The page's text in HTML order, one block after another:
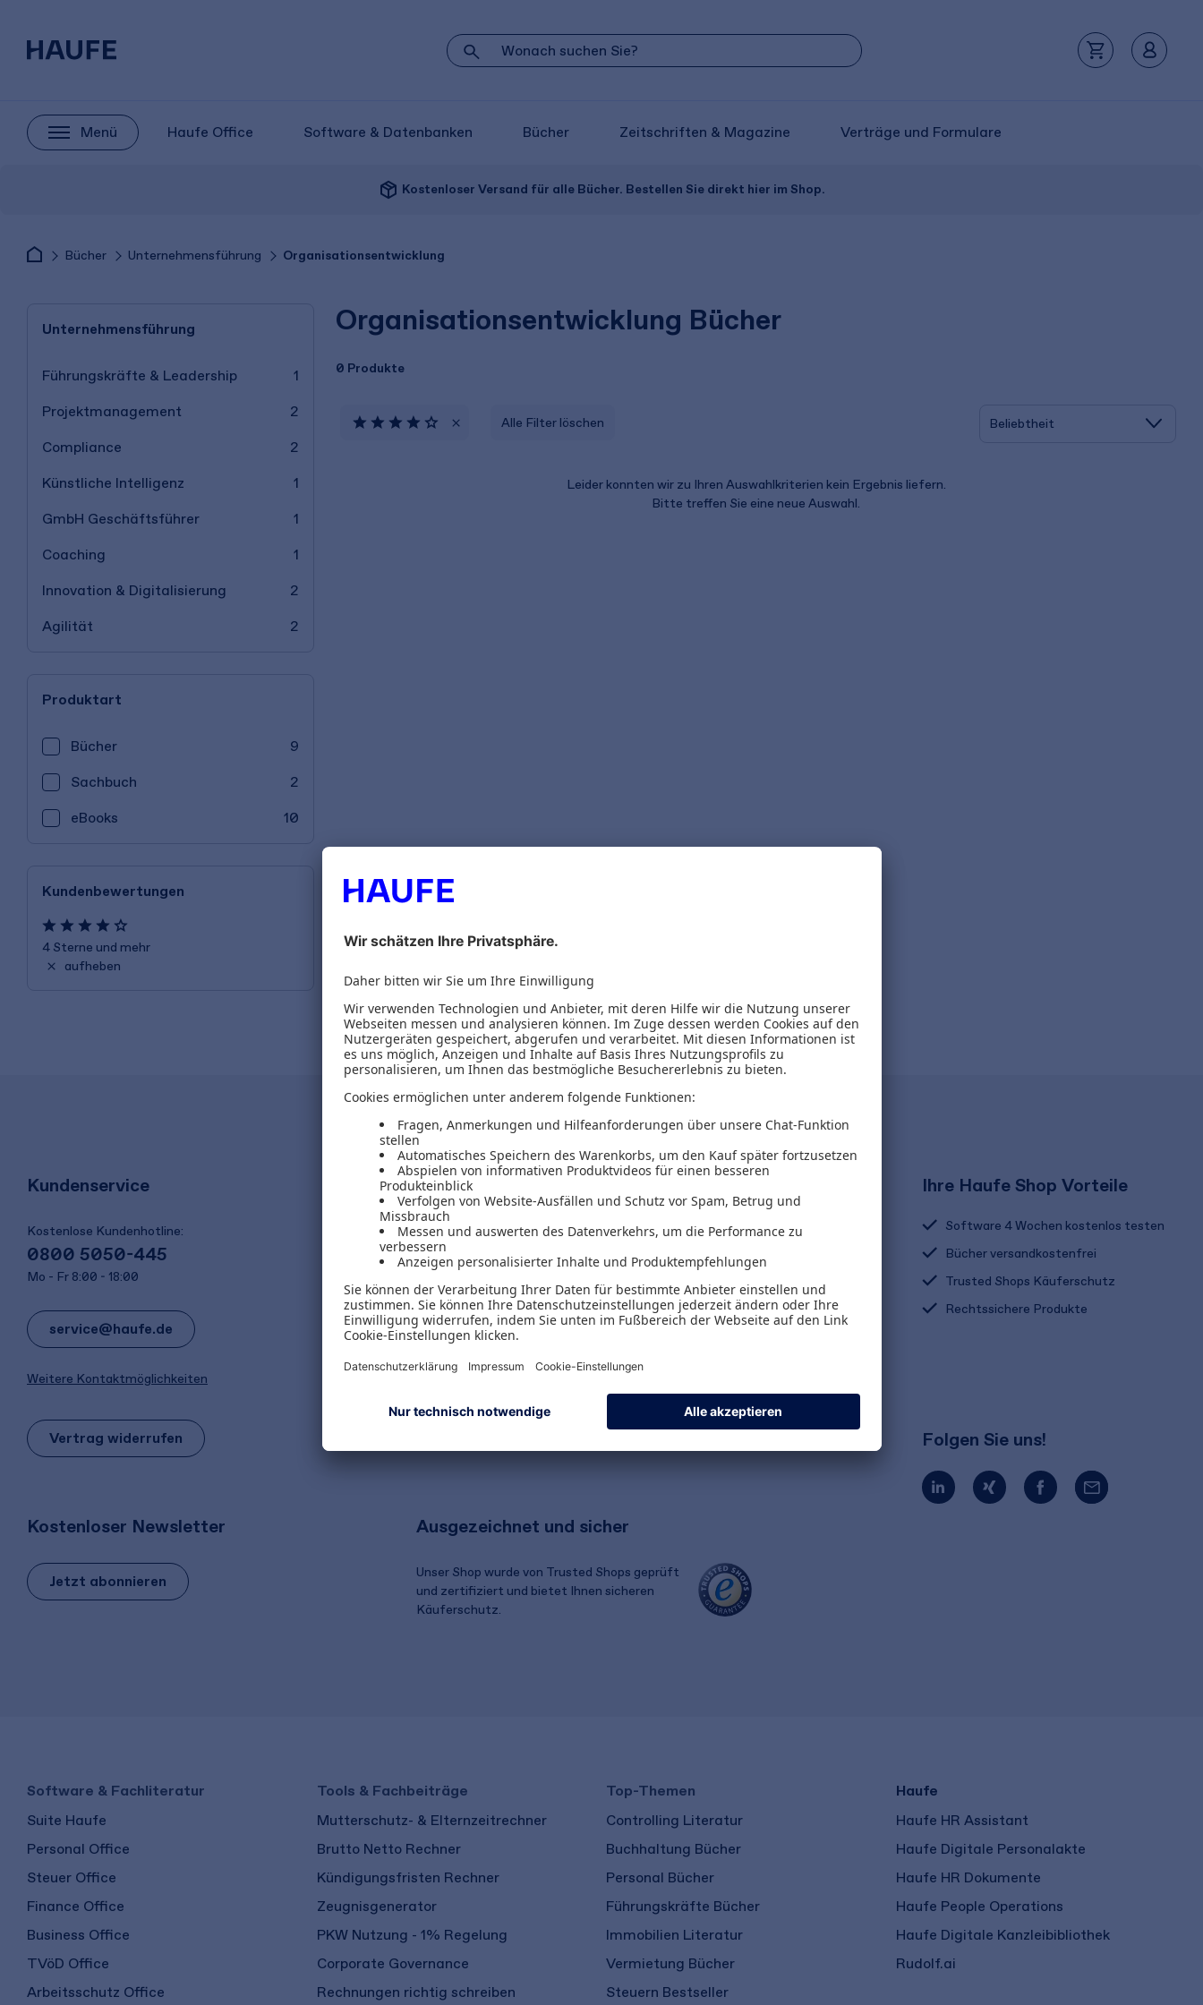
Menü Haufe Office Software & Datenbanken Bücher Zeitschriften & Magazine Verträge und Formulare
package_2 Kostenloser Versand für alle Bücher. Bestellen Sie direkt hier im Shop.
Bücher Unternehmensführung Organisationsentwicklung
Organisationsentwicklung Bücher
0 Produkte
Unternehmensführung
Führungskräfte & Leadership 1
Projektmanagement 2
Compliance 2
Künstliche Intelligenz 1
GmbH Geschäftsführer 1
Coaching 1
Innovation & Digitalisierung 2
Agilität 2
Produktart
Bücher 9
Sachbuch 2
eBooks 10
Kundenbewertungen
4 Sterne und mehr
aufheben
Alle Filter löschen
Leider konnten wir zu Ihren Auswahlkriterien kein Ergebnis liefern.
Bitte treffen Sie eine neue Auswahl.
Kundenservice
Kostenlose Kundenhotline:
0800 5050-445
Mo - Fr 8:00 - 18:00
service@haufe.de
Weitere Kontaktmöglichkeiten
Vertrag widerrufen
Versand & Zahlungsarten
Versandpauschalen
Kostenlose Rücksendungen
Kostenloser Newsletter
Jetzt abonnieren
Ausgezeichnet und sicher
Unser Shop wurde von Trusted Shops geprüft
und zertifiziert und bietet Ihnen sicheren
Käuferschutz.
Ihre Haufe Shop Vorteile
Software 4 Wochen kostenlos testen
Bücher versandkostenfrei
Trusted Shops Käuferschutz
Rechtssichere Produkte
Folgen Sie uns!
Software & Fachliteratur
Suite Haufe
Personal Office
Steuer Office
Finance Office
Business Office
TVöD Office
Arbeitsschutz Office
Tools & Fachbeiträge
Mutterschutz- & Elternzeitrechner
Brutto Netto Rechner
Kündigungsfristen Rechner
Zeugnisgenerator
PKW Nutzung - 1% Regelung
Corporate Governance
Rechnungen richtig schreiben
Top-Themen
Controlling Literatur
Buchhaltung Bücher
Personal Bücher
Führungskräfte Bücher
Immobilien Literatur
Vermietung Bücher
Steuern Bestseller
Haufe
Haufe HR Assistant
Haufe Digitale Personalakte
Haufe HR Dokumente
Haufe People Operations
Haufe Digitale Kanzleibibliothek
Rudolf.ai